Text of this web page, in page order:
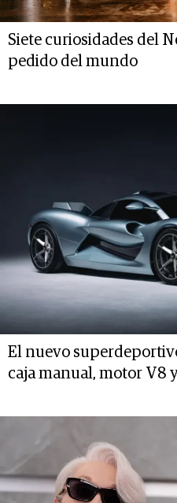
Siete curiosidades del
pedido del mundo
El nuevo
caja manual, motor V8